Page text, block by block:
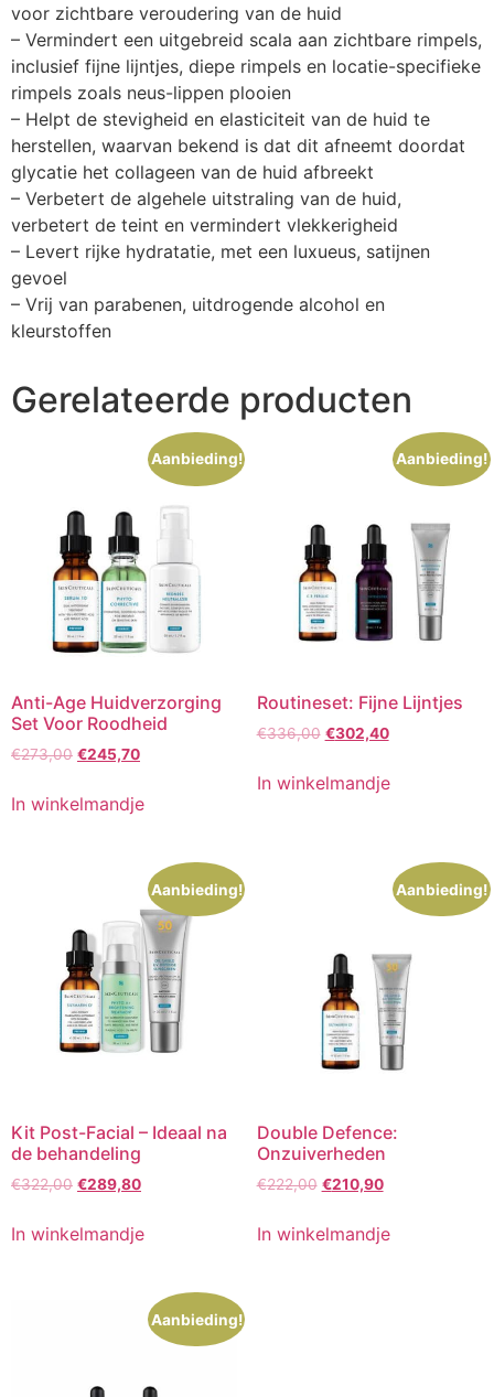
voor zichtbare veroudering van de huid
– Vermindert een uitgebreid scala aan zichtbare rimpels,
inclusief fijne lijntjes, diepe rimpels en locatie-specifieke
rimpels zoals neus-lippen plooien
– Helpt de stevigheid en elasticiteit van de huid te
herstellen, waarvan bekend is dat dit afneemt doordat
glycatie het collageen van de huid afbreekt
– Verbetert de algehele uitstraling van de huid,
verbetert de teint en vermindert vlekkerigheid
– Levert rijke hydratatie, met een luxueus, satijnen
gevoel
– Vrij van parabenen, uitdrogende alcohol en
kleurstoffen
Gerelateerde producten
Aanbieding!
Anti-Age Huidverzorging
Set Voor Roodheid
€273,00 Oorspronkelijke
was:
€273,00.
€245,70Huidige
is:
In winkelmandje
Aanbieding!
Routineset: Fijne Lijntjes
€336,00 Oorspronkelijke
was:
€336,00.
€302,40Huidige
is:
In winkelmandje
Aanbieding!
Kit Post-Facial – Ideaal na
de behandeling
€322,00 Oorspronkelijke
was:
€322,00.
€289,80Huidige
is:
In winkelmandje
Aanbieding!
Double Defence:
Onzuiverheden
€222,00 Oorspronkelijke
was:
€222,00.
€210,90Huidige
is:
In winkelmandje
Aanbieding!